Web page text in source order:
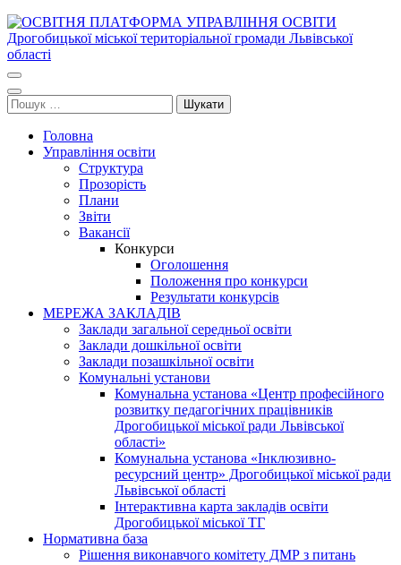
Дрогобицької міської територіальної громади Львівської області
Пошук:
Головна
Управління освіти
Структура
Прозорість
Плани
Звіти
Вакансії
Конкурси
Оголошення
Положення про конкурси
Результати конкурсів
МЕРЕЖА ЗАКЛАДІВ
Заклади загальної середньої освіти
Заклади дошкільної освіти
Заклади позашкільної освіти
Комунальні установи
Комунальна установа «Центр професійного
розвитку педагогічних працівників
Дрогобицької міської ради Львівської
області»
Комунальна установа «Інклюзивно-
ресурсний центр» Дрогобицької міської ради
Львівської області
Інтерактивна карта закладів освіти
Дрогобицької міської ТГ
Нормативна база
Рішення виконавчого комітету ДМР з питань